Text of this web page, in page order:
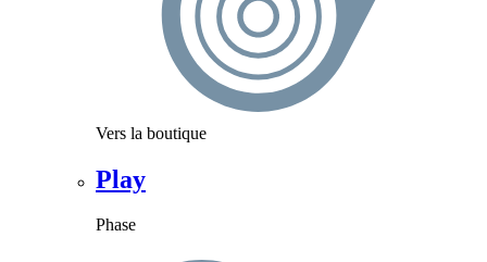
Vers la boutique
Play
Phase